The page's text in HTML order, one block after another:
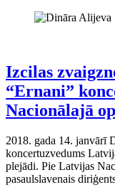
Izcilas
“Ernani”
Nacionālajā
2018. gada 14. janvārī
koncertuzvedums
plejādi. Pie Latvijas
pasaulslavenais